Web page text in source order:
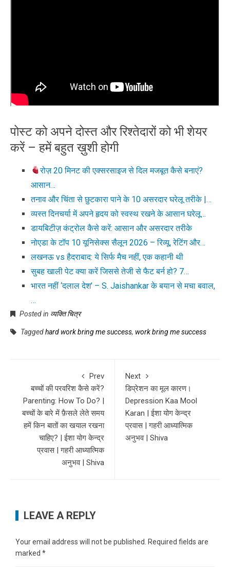
पोस्ट को अपने दोस्त और रिश्तेदारों को भी शेयर
करें – हमें बहुत ख़ुशी होगी
रोज़ 20 मिनट की एक्सरसाइज से दिल मजबूत कैसे बनाएं?
आसान…
तनाव और चिंता से छुटकारा पाने के 10 असरदार घरेलू तरीके |…
व्यस्त दिनचर्या में अपने हृदय को स्वस्थ रखने के आसान घरेलू…
डायबिटीज़ कंट्रोल कैसे करें: आसान और असरदार तरीके
नोएडा के टॉप 10 यूनिसेक्स सैलून 2026 – रिव्यू, रेटिंग और…
लखनऊ vs हैदराबाद: ये सिर्फ मैच नहीं, एक कहानी थी
सुबह खाली पेट क्या करें जिससे तेजी से फैट बर्न हो? 7…
भारत नहीं ‘दलाल देश’ – S. Jaishankar के बयान से मचा बवाल,
…
Posted in व्यक्ति चित्र
Taggedhard work bring me success, work bring me success
Prev
बच्चों की परवरिश कैसे करें?
Parenting: How To Do? |
बच्चों के बारे में फ़ैसले लेते समय
हमें किन बातों का खयाल रखना
चाहिए? | ईशा योग केन्द्र
प्रवास | गहरी आध्यात्मिक
अनुभव | Shiva
Next
डिप्रेशन का मूल कारण।
Depression Kaa Mool
Karan | ईशा योग केन्द्र
प्रवास | गहरी आध्यात्मिक
अनुभव | Shiva
LEAVE A REPLY
Your email address will not be published.
Required fields are
marked *